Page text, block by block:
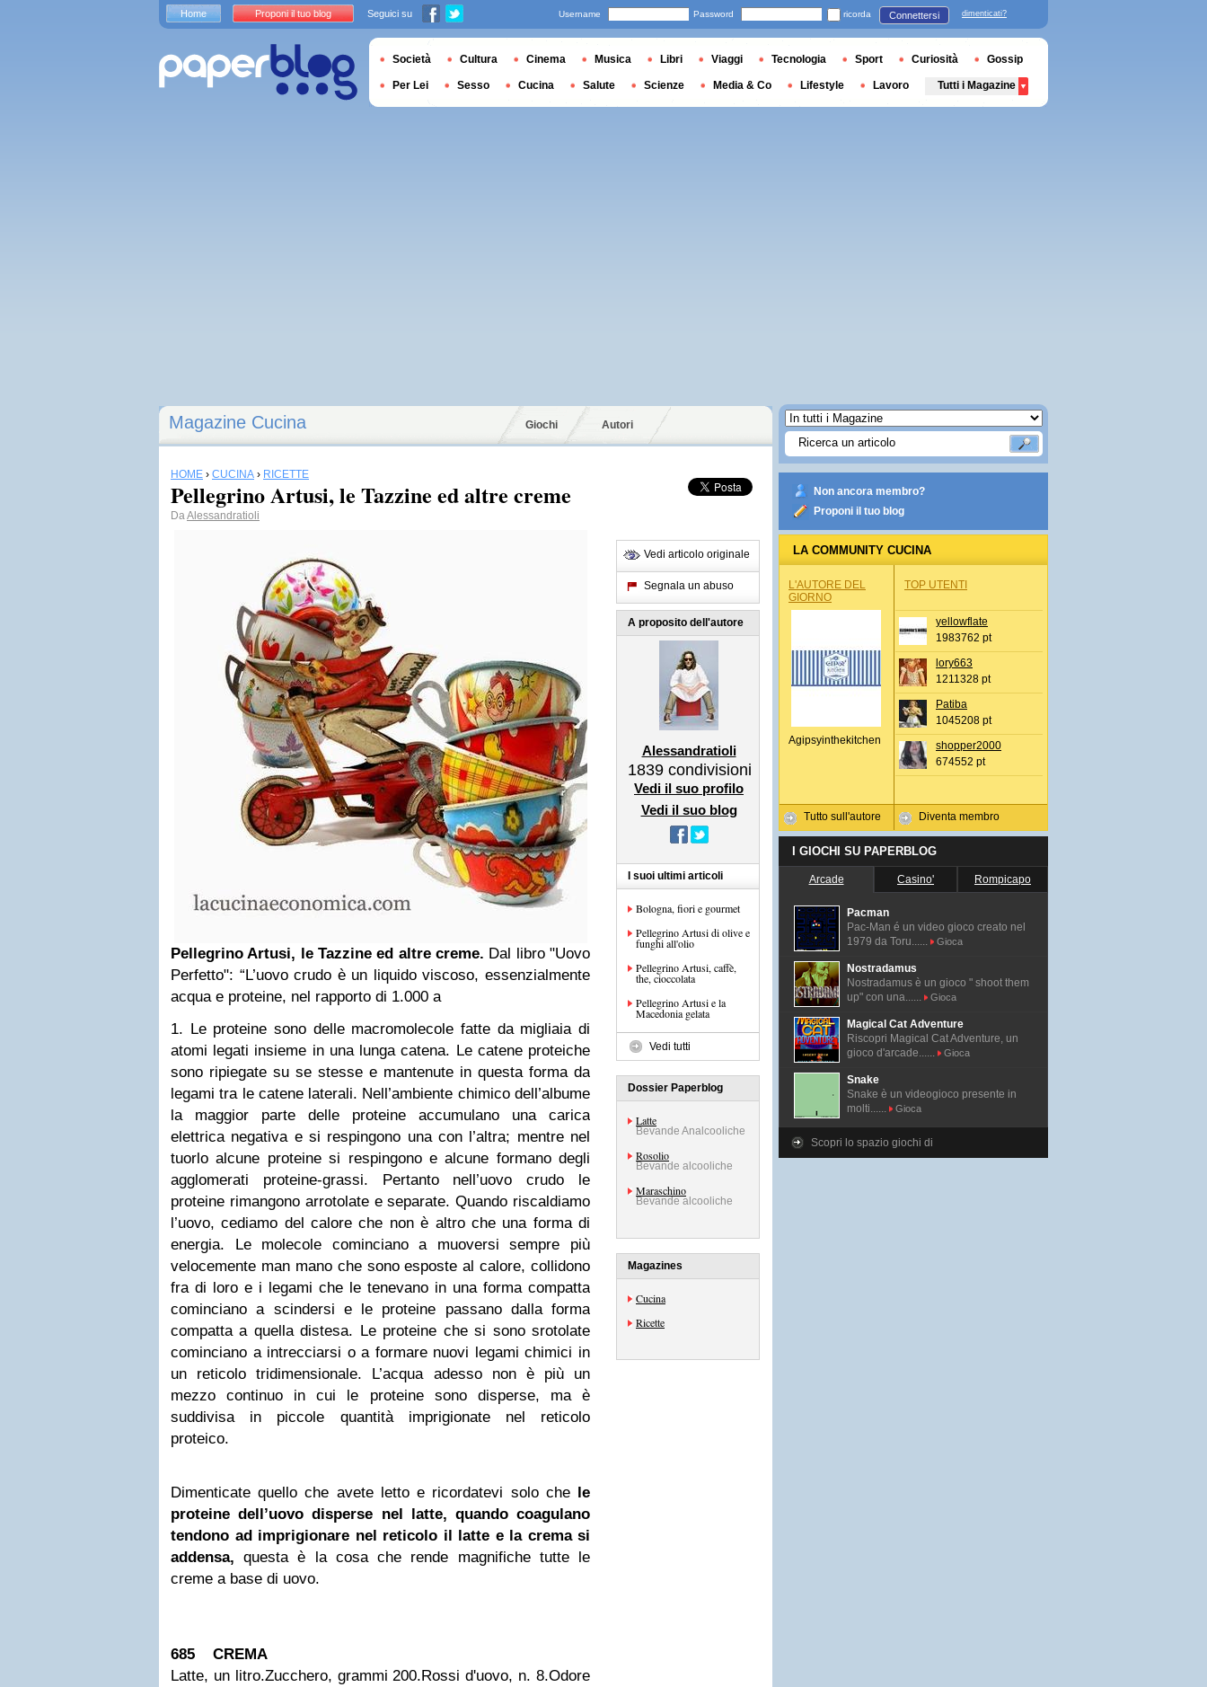
Magazine Cucina Giochi Autori
HOME › CUCINA › RICETTE
Pellegrino Artusi, le Tazzine ed altre creme
DaAlessandratioli
Pellegrino Artusi, le Tazzine ed altre creme. Dal libro "Uovo
Perfetto": “L’uovo crudo è un liquido viscoso, essenzialmente
acqua e proteine, nel rapporto di 1.000 a
1. Le proteine sono delle macromolecole fatte da migliaia di
atomi legati insieme in una lunga catena. Le catene proteiche
sono ripiegate su se stesse e mantenute in questa forma da
legami tra le catene laterali. Nell’ambiente chimico dell’albume
la maggior parte delle proteine accumulano una carica
elettrica negativa e si respingono una con l’altra; mentre nel
tuorlo alcune proteine si respingono e alcune formano degli
agglomerati proteine-grassi. Pertanto nell’uovo crudo le
proteine rimangono arrotolate e separate. Quando riscaldiamo
l’uovo, cediamo del calore che non è altro che una forma di
energia. Le molecole cominciano a muoversi sempre più
velocemente man mano che sono esposte al calore, collidono
fra di loro e i legami che le tenevano in una forma compatta
cominciano a scindersi e le proteine passano dalla forma
compatta a quella distesa. Le proteine che si sono srotolate
cominciano a intrecciarsi o a formare nuovi legami chimici in
un reticolo tridimensionale. L’acqua adesso non è più un
mezzo continuo in cui le proteine sono disperse, ma è
suddivisa in piccole quantità imprigionate nel reticolo
proteico.
Dimenticate quello che avete letto e ricordatevi solo chele
proteine dell’uovo disperse nel latte, quando coagulano
tendono ad imprigionare nel reticolo il latte e la crema si
addensa, questa è la cosa che rende magnifiche tutte le
creme a base di uovo.
685 CREMA
Latte, un litro.Zucchero, grammi 200.Rossi d'uovo, n. 8.Odore
Vedi articolo originale
Segnala un abuso
A proposito dell'autore
Alessandratioli
1839 condivisioni
Vedi il suo profilo
Vedi il suo blog
I suoi ultimi articoli
Bologna, fiori e gourmet
Pellegrino Artusi di olive e
funghi all'olio
Pellegrino Artusi, caffè,
the, cioccolata
Pellegrino Artusi e la
Macedonia gelata
Vedi tutti
Dossier Paperblog
Latte
Bevande Analcooliche
Rosolio
Bevande alcooliche
Maraschino
Bevande alcooliche
Magazines
Cucina
Ricette
Non ancora membro?
Proponi il tuo blog
LA COMMUNITY CUCINA
L'AUTORE DEL
GIORNO
Agipsyinthekitchen
Tutto sull'autore
TOP UTENTI
yellowflate
1983762 pt
lory663
1211328 pt
Patiba
1045208 pt
shopper2000
674552 pt
Diventa membro
I GIOCHI SU PAPERBLOG
Arcade Casino' Rompicapo
Pacman
Pac-Man é un video gioco creato nel
1979 da Toru......
Gioca
Nostradamus
Nostradamus è un gioco " shoot them
up" con una......
Gioca
Magical Cat Adventure
Riscopri Magical Cat Adventure, un
gioco d'arcade......
Gioca
Snake
Snake è un videogioco presente in
molti......
Gioca
Scopri lo spazio giochi di
Home Proponi il tuo blog Seguici su Username Password ricorda Connettersi dimenticati?
Società Cultura Cinema Musica Libri Viaggi Tecnologia Sport Curiosità Gossip
Per Lei Sesso Cucina Salute Scienze Media & Co Lifestyle Lavoro Tutti i Magazine